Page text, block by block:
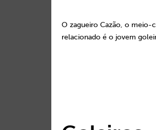
O zagueiro Cazão, o meio-
relacionado é o jovem